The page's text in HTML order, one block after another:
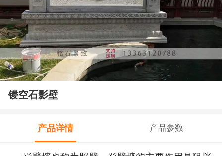
镂空石影壁
产品详情 产品参数